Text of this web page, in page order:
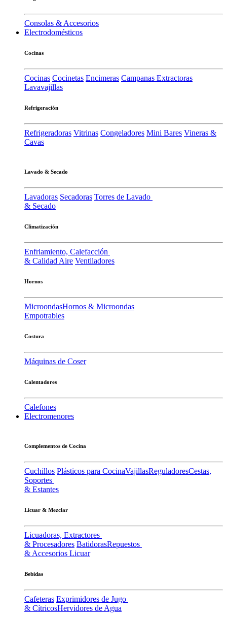
Consolas & Accesorios
Electrodomésticos
Cocinas
Cocinas Cocinetas Encimeras Campanas Extractoras
Lavavajillas
Refrigeración
Refrigeradoras Vitrinas Congeladores Mini Bares Vineras &
Cavas
Lavado & Secado
Lavadoras Secadoras Torres de Lavado
& Secado
Climatización
Enfriamiento, Calefacción
& Calidad Aire Ventiladores
Hornos
MicroondasHornos & Microondas
Empotrables
Costura
Máquinas de Coser
Calentadores
Calefones
Electromenores
Complementos de Cocina
Cuchillos Plásticos para CocinaVajillasReguladoresCestas,
Soportes
& Estantes
Licuar & Mezclar
Licuadoras, Extractores
& Procesadores BatidorasRepuestos
& Accesorios Licuar
Bebidas
Cafeteras Exprimidores de Jugo
& CítricosHervidores de Agua